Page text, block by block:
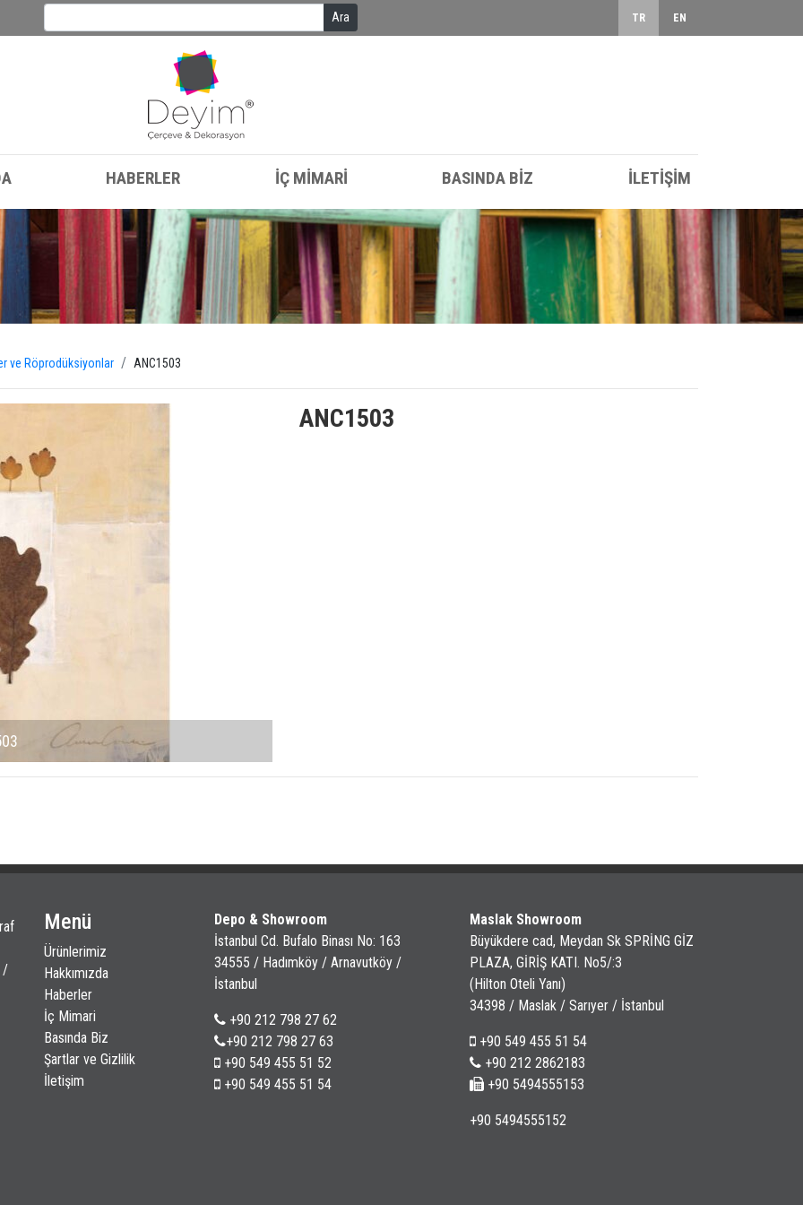
Ara TR EN
HABERLER İÇ MİMARİ BASINDA BİZ İLETİŞİM
ve Röprodüksiyonlar ANC1503
ANC1503
/
Menü
Ürünlerimiz
Hakkımızda
Haberler
İç Mimari
Basında Biz
Şartlar ve Gizlilik
İletişim
Depo & Showroom
İstanbul Cd. Bufalo Binası No: 163
34555 / Hadımköy / Arnavutköy /
İstanbul
+90 212 798 27 62
+90 212 798 27 63
+90 549 455 51 52
+90 549 455 51 54
Maslak Showroom
Büyükdere cad, Meydan Sk SPRİNG GİZ
PLAZA, GİRİŞ KATI. No5/:3
(Hilton Oteli Yanı)
34398 / Maslak / Sarıyer / İstanbul
+90 549 455 51 54
+90 212 2862183
+90 5494555153
+90 5494555152